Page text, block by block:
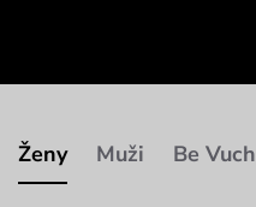
Ženy Muži Be Vuch